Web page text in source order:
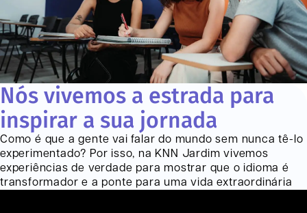
Nós vivemos a estrada para
inspirar a sua jornada
Como é que a gente vai falar do mundo sem nunca tê-lo
experimentado? Por isso, na KNN Jardim vivemos
experiências de verdade para mostrar que o idioma é
transformador e a ponte para uma vida extraordinária